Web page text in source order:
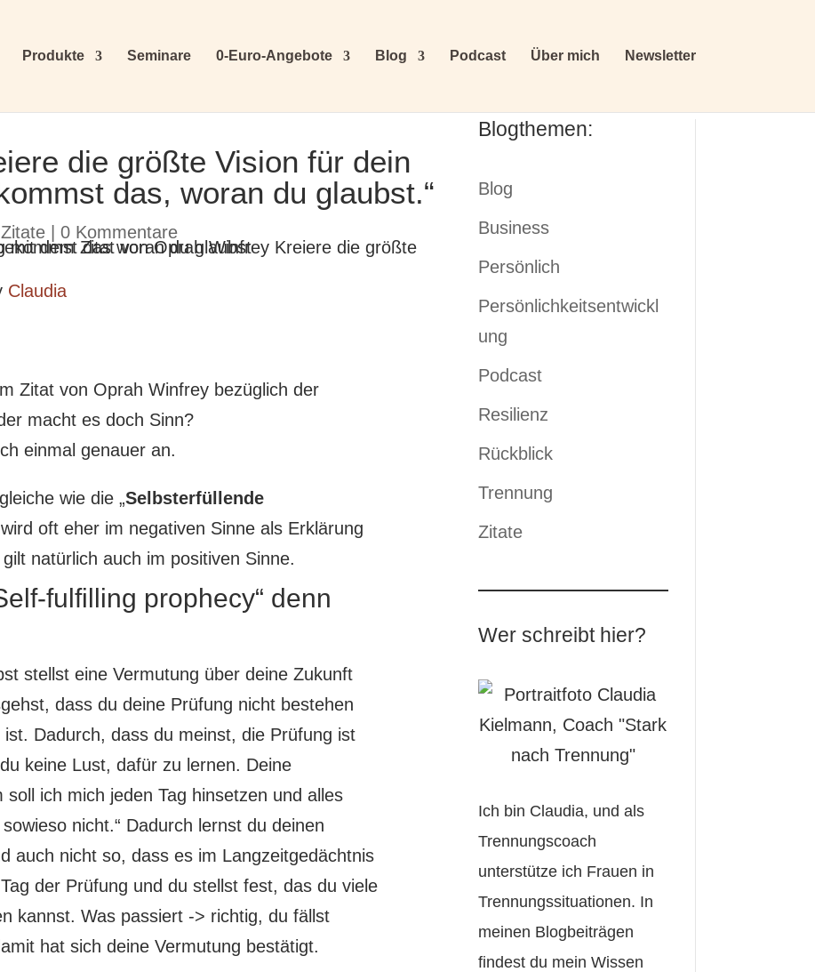
Produkte Seminare 0-Euro-Angebote Blog Podcast Über mich Newsletter
die größte Vision für dein
das, woran du glaubst.“
Zitate |0 Kommentare
Claudia
Zitat von Oprah Winfrey bezüglich der
macht es doch Sinn?
einmal genauer an.
wie die „Selbsterfüllende
oft eher im negativen Sinne als Erklärung
natürlich auch im positiven Sinne.
fulfilling prophecy“ denn
stellst eine Vermutung über deine Zukunft
dass du deine Prüfung nicht bestehen
Dadurch, dass du meinst, die Prüfung ist
keine Lust, dafür zu lernen. Deine
soll ich mich jeden Tag hinsetzen und alles
nicht.“ Dadurch lernst du deinen
auch nicht so, dass es im Langzeitgedächtnis
der Prüfung und du stellst fest, das du viele
kannst. Was passiert -> richtig, du fällst
hat sich deine Vermutung bestätigt.
Blogthemen:
Blog
Business
Persönlich
Persönlichkeitsentwickl
ung
Podcast
Resilienz
Rückblick
Trennung
Zitate
Wer schreibt hier?
Ich bin Claudia, und als
Trennungscoach
unterstütze ich Frauen in
Trennungssituationen. In
meinen Blogbeiträgen
findest du mein Wissen